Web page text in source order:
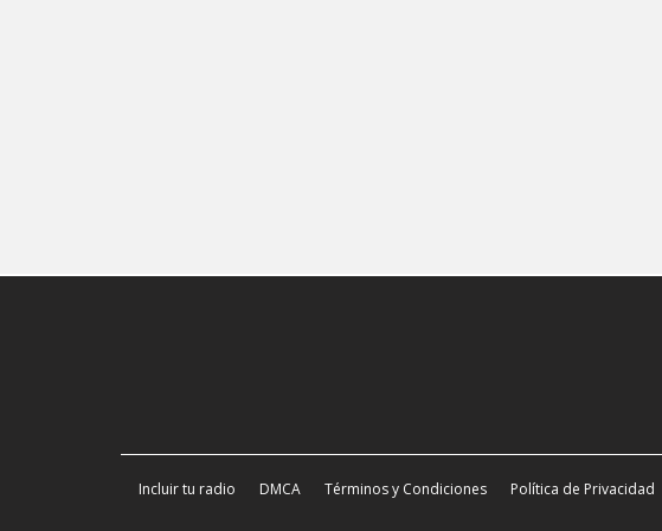
Incluir tu radio DMCA Términos y Condiciones Política de Privacidad